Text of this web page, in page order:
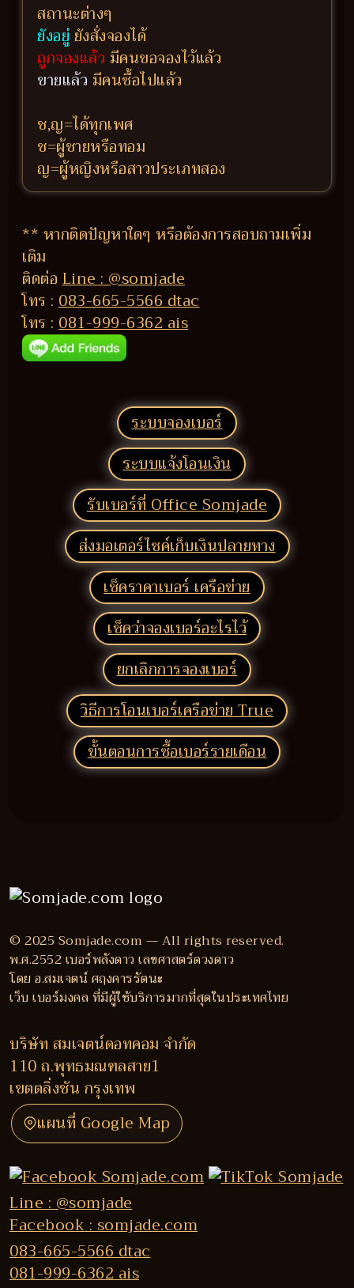
สถานะต่างๆ
ยังอยู่ ยังสั่งจองได้
ถูกจองแล้ว มีคนขอจองไว้แล้ว
ขายแล้ว มีคนซื้อไปแล้ว
ช,ญ=ได้ทุกเพศ
ช=ผู้ชายหรือทอม
ญ=ผู้หญิงหรือสาวประเภทสอง
** หากติดปัญหาใดๆ หรือต้องการสอบถามเพิ่ม
เติม
ติดต่อLine : @somjade
โทร : 083-665-5566 dtac
โทร : 081-999-6362 ais
ระบบจองเบอร์
ระบบแจ้งโอนเงิน
รับเบอร์ที่ Office Somjade
ส่งมอเตอร์ไซค์เก็บเงินปลายทาง
เช็คราคาเบอร์ เครือข่าย
เช็คว่าจองเบอร์อะไรไว้
ยกเลิกการจองเบอร์
วิธีการโอนเบอร์เครือข่าย True
ขั้นตอนการซื้อเบอร์รายเดือน
© 2025 Somjade.com — All rights reserved.
พ.ศ.2552 เบอร์พลังดาว เลขศาสตร์ดวงดาว
โดย อ.สมเจตน์ ศฤงคารรัตนะ
เว็บ เบอร์มงคล ที่มีผู้ใช้บริการมากที่สุดในประเทศไทย
บริษัท สมเจตน์ดอทคอม จำกัด
110 ถ.พุทธมณฑลสาย1
เขตตลิ่งชัน กรุงเทพ
แผนที่ Google Map
Line : @somjade
Facebook : somjade.com
083-665-5566 dtac
081-999-6362 ais